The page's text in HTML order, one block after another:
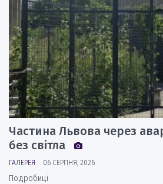
Частина Львова через
без світла
ГАЛЕРЕЯ 06 СЕРПНЯ, 2026
Подробиці